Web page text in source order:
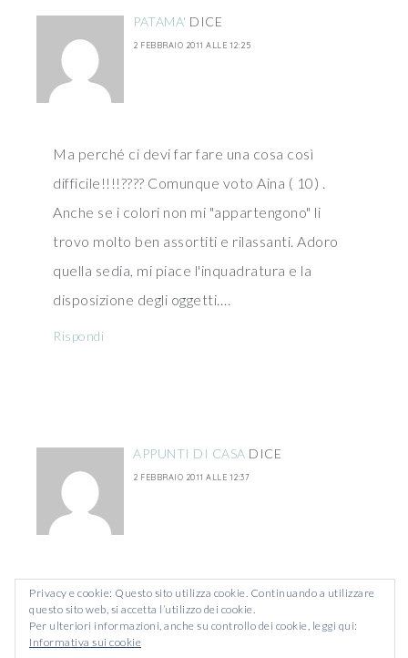
PATAMA' DICE
2 FEBBRAIO 2011 ALLE 12:25
Ma perché ci devi far fare una cosa così
difficile!!!!???? Comunque voto Aina ( 10) .
Anche se i colori non mi "appartengono" li
trovo molto ben assortiti e rilassanti. Adoro
quella sedia, mi piace l'inquadratura e la
disposizione degli oggetti….
Rispondi
APPUNTI DI CASA DICE
2 FEBBRAIO 2011 ALLE 12:37
Difficile scegliere! Io posso dire quelle che mi
sono piaciute:
3. Claudia (bellissimi i colori e l'inquadratura)
Privacy e cookie: Questo sito utilizza cookie. Continuando a utilizzare
questo sito web, si accetta l’utilizzo dei cookie.
Per ulteriori informazioni, anche su controllo dei cookie, leggi qui:
Informativa sui cookie